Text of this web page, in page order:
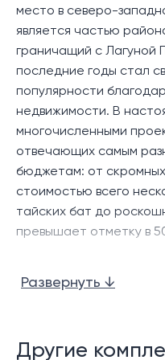
столовую открытой
гостевой туалет.
включает террасу у
причудливую зеленую
тропическими
Наверху все три
Изюминкой является
гардеробной и ванной
Эта вилла, идеально
но удобном месте,
для семей, которым
Laguna Phuket и
место в северо-
является частью
граничащий с Лагуной
последние годы стал
популярности
недвижимости. В
многочисленными
отвечающих самым
бюджетам: от
стоимостью всего
тайских бат до
превышает отметку в
относительно
ресторанам и
Развернуть ↓
Другие